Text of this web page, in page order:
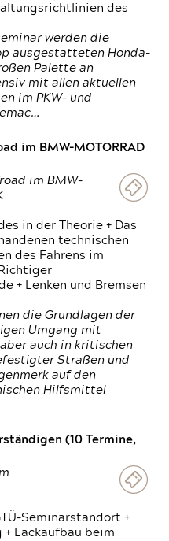
des
werden die
ausgestatteten Honda-
Palette an
mit allen aktuellen
im PKW- und
im BMW-MOTORRAD
im BMW-
in der Theorie + Das
technischen
des Fahrens im
+ Lenken und Bremsen
die Grundlagen der
Umgang mit
auch in kritischen
Straßen und
auf den
Hilfsmittel
(10 Termine,
Seminarstandort +
+ Lackaufbau beim